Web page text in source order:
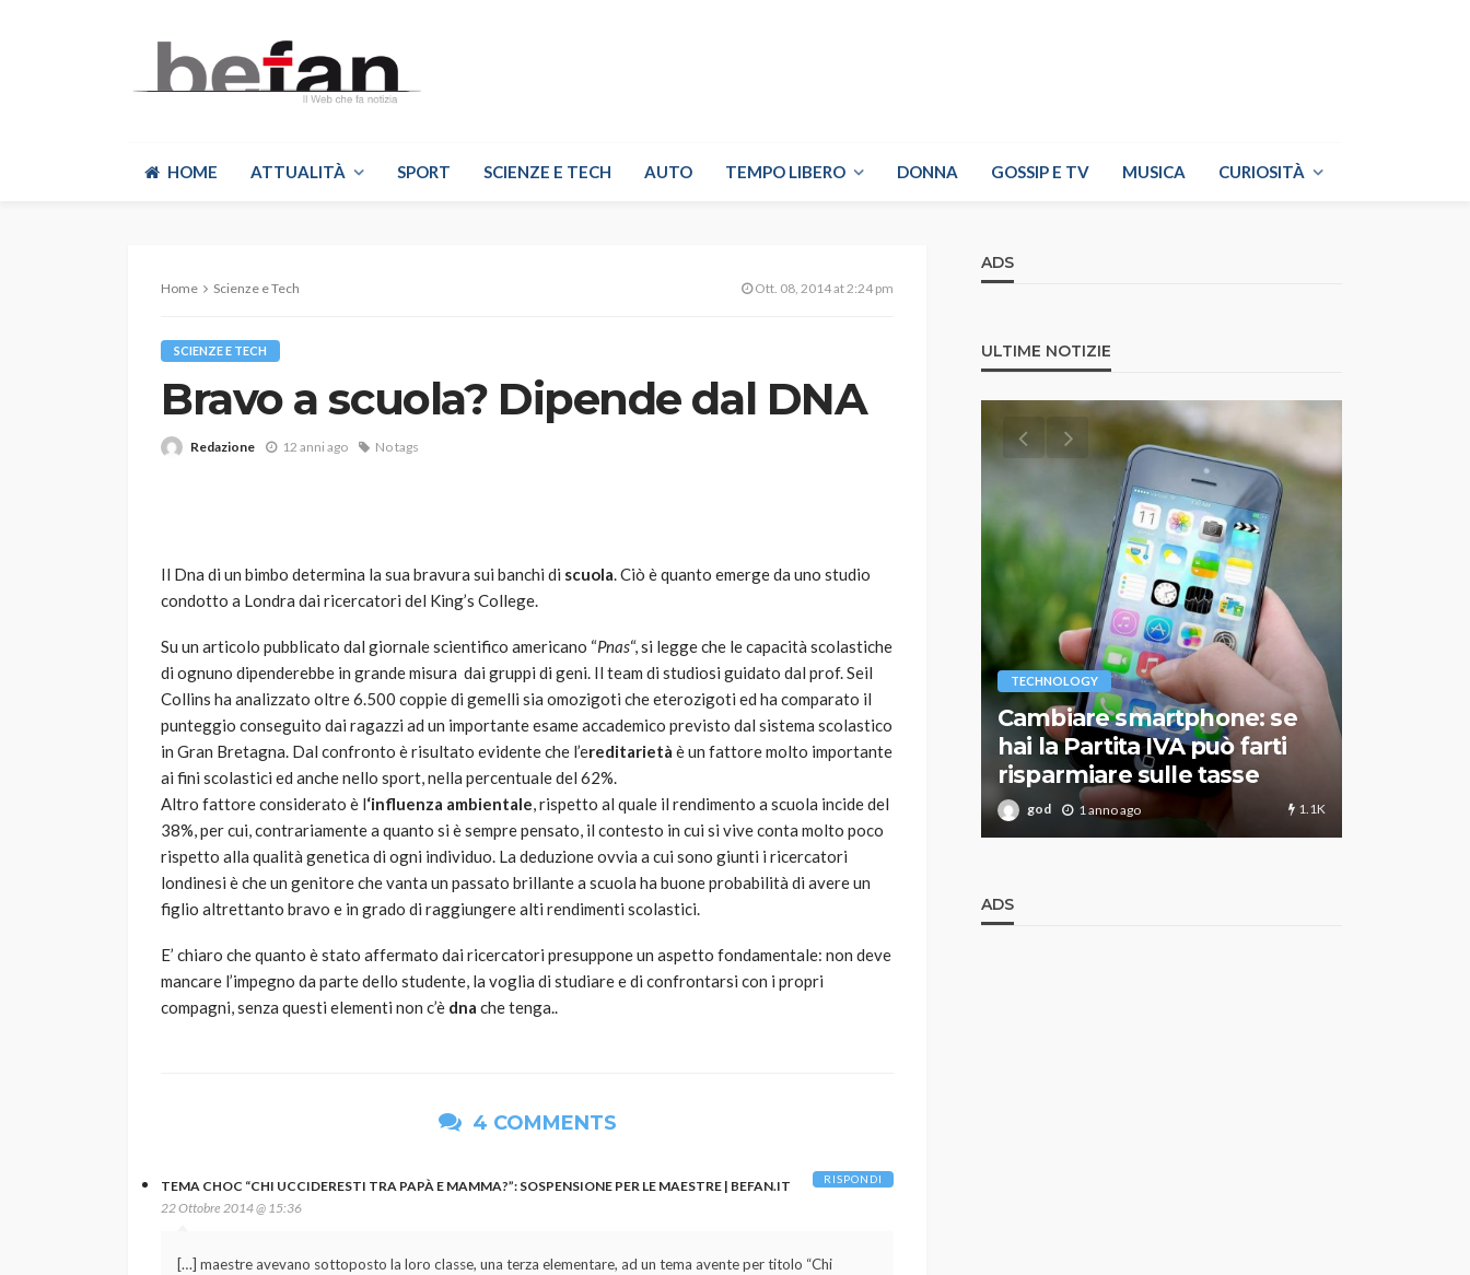
HOME ATTUALITÀ SPORT SCIENZE E TECH AUTO TEMPO LIBERO DONNA GOSSIP E TV MUSICA CURIOSITÀ
Home Scienze e Tech Ott. 08, 2014 at 2:24 pm
SCIENZE E TECH
Bravo a scuola? Dipende dal DNA
Redazione 12 anni ago No tags
Il Dna di un bimbo determina la sua bravura sui banchi di scuola. Ciò è quanto emerge da uno studio
condotto a Londra dai ricercatori del King’s College.
Su un articolo pubblicato dal giornale scientifico americano “Pnas“, si legge che le capacità scolastiche
di ognuno dipenderebbe in grande misura dai gruppi di geni. Il team di studiosi guidato dal prof. Seil
Collins ha analizzato oltre 6.500 coppie di gemelli sia omozigoti che eterozigoti ed ha comparato il
punteggio conseguito dai ragazzi ad un importante esame accademico previsto dal sistema scolastico
in Gran Bretagna. Dal confronto è risultato evidente che l’ereditarietà è un fattore molto importante
ai fini scolastici ed anche nello sport, nella percentuale del 62%.
Altro fattore considerato è l‘influenza ambientale, rispetto al quale il rendimento a scuola incide del
38%, per cui, contrariamente a quanto si è sempre pensato, il contesto in cui si vive conta molto poco
rispetto alla qualità genetica di ogni individuo. La deduzione ovvia a cui sono giunti i ricercatori
londinesi è che un genitore che vanta un passato brillante a scuola ha buone probabilità di avere un
figlio altrettanto bravo e in grado di raggiungere alti rendimenti scolastici.
E’ chiaro che quanto è stato affermato dai ricercatori presuppone un aspetto fondamentale: non deve
mancare l’impegno da parte dello studente, la voglia di studiare e di confrontarsi con i propri
compagni, senza questi elementi non c’è dna che tenga..
4 COMMENTS
TEMA CHOC “CHI UCCIDERESTI TRA PAPÀ E MAMMA?”: SOSPENSIONE PER LE MAESTRE | BEFAN.IT
22 Ottobre 2014 @ 15:36
[…] maestre avevano sottoposto la loro classe, una terza elementare, ad un tema avente per titolo “Chi
RISPONDI
ADS
ULTIME NOTIZIE
VARIE
Robot tagliaerba: quale
scegliere per il tuo prato
god 1 anno ago 786
MG alle Final 8 di Coppa
Davis: tennis mondiale e
passione per
l’automobilismo
god 9 mesi ago
TECHNOLOGY
Cambiare smartphone: se
hai la Partita IVA può farti
risparmiare sulle tasse
god 1 anno ago 1.1K
ADS